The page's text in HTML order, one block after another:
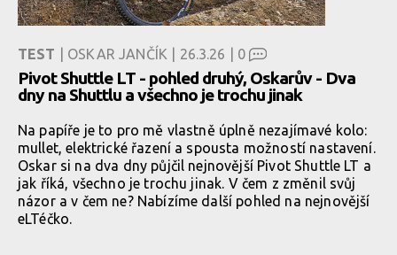
TEST | OSKAR JANČÍK | 26.3.26 | 0
Pivot Shuttle LT - pohled druhý, Oskarův - Dva
dny na Shuttlu a všechno je trochu jinak
Na papíře je to pro mě vlastně úplně nezajímavé kolo:
mullet, elektrické řazení a spousta možností nastavení.
Oskar si na dva dny půjčil nejnovější Pivot Shuttle LT a
jak říká, všechno je trochu jinak. V čem z změnil svůj
názor a v čem ne? Nabízíme další pohled na nejnovější
eLTéčko.